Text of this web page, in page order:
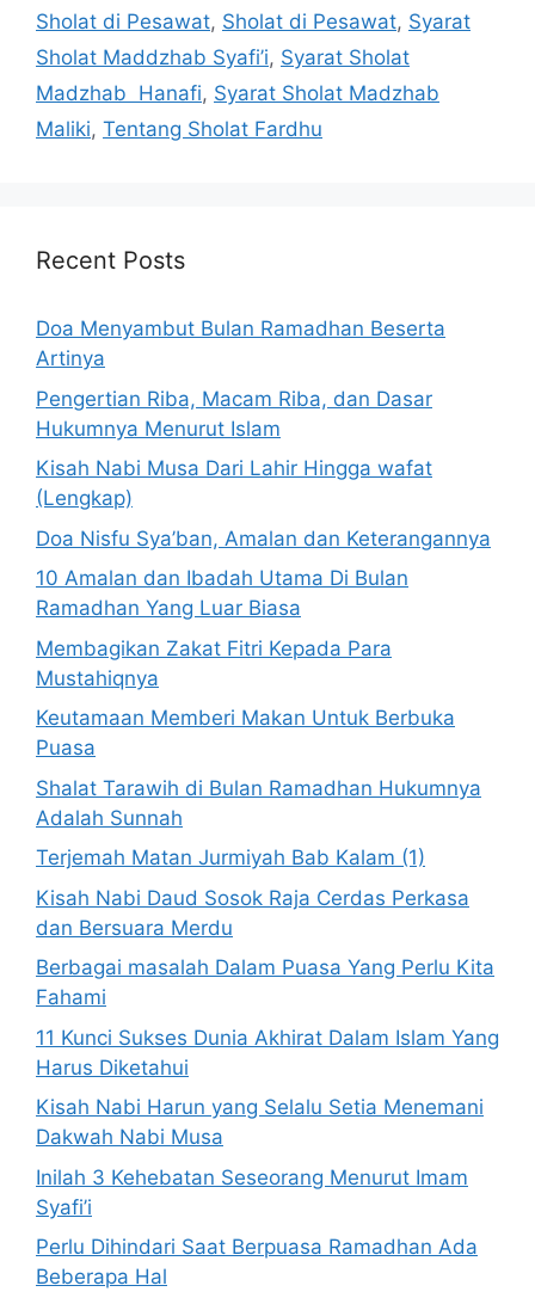
Sholat di Pesawat, Sholat di Pesawat, Syarat
Sholat Maddzhab Syafi’i, Syarat Sholat
Madzhab Hanafi, Syarat Sholat Madzhab
Maliki, Tentang Sholat Fardhu
Recent Posts
Doa Menyambut Bulan Ramadhan Beserta
Artinya
Pengertian Riba, Macam Riba, dan Dasar
Hukumnya Menurut Islam
Kisah Nabi Musa Dari Lahir Hingga wafat
(Lengkap)
Doa Nisfu Sya’ban, Amalan dan Keterangannya
10 Amalan dan Ibadah Utama Di Bulan
Ramadhan Yang Luar Biasa
Membagikan Zakat Fitri Kepada Para
Mustahiqnya
Keutamaan Memberi Makan Untuk Berbuka
Puasa
Shalat Tarawih di Bulan Ramadhan Hukumnya
Adalah Sunnah
Terjemah Matan Jurmiyah Bab Kalam (1)
Kisah Nabi Daud Sosok Raja Cerdas Perkasa
dan Bersuara Merdu
Berbagai masalah Dalam Puasa Yang Perlu Kita
Fahami
11 Kunci Sukses Dunia Akhirat Dalam Islam Yang
Harus Diketahui
Kisah Nabi Harun yang Selalu Setia Menemani
Dakwah Nabi Musa
Inilah 3 Kehebatan Seseorang Menurut Imam
Syafi’i
Perlu Dihindari Saat Berpuasa Ramadhan Ada
Beberapa Hal